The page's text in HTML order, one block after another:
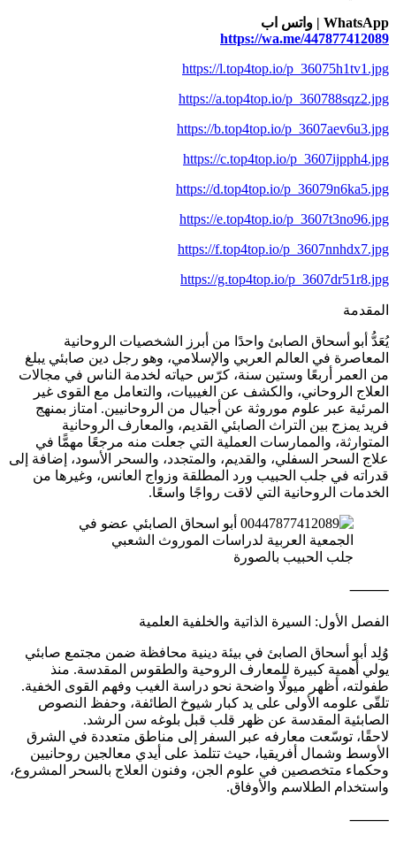
WhatsApp | واتس اب
https://wa.me/447877412089
https://l.top4top.io/p_36075h1tv1.jpg
https://a.top4top.io/p_360788sqz2.jpg
https://b.top4top.io/p_3607aev6u3.jpg
https://c.top4top.io/p_3607ijpph4.jpg
https://d.top4top.io/p_36079n6ka5.jpg
https://e.top4top.io/p_3607t3no96.jpg
https://f.top4top.io/p_3607nnhdx7.jpg
https://g.top4top.io/p_3607dr51r8.jpg
المقدمة
يُعَدُّ أبو أسحاق الصابئ واحدًا من أبرز الشخصيات الروحانية
المعاصرة في العالم العربي والإسلامي، وهو رجل دين صابئي يبلغ
من العمر أربعًا وستين سنة، كرّس حياته لخدمة الناس في مجالات
العلاج الروحاني، والكشف عن الغيبيات، والتعامل مع القوى غير
المرئية عبر علوم موروثة عن أجيال من الروحانيين. امتاز بمنهج
فريد يمزج بين التراث الصابئي القديم، والمعارف الروحانية
المتوارثة، والممارسات العملية التي جعلت منه مرجعًا مهمًّا في
علاج السحر السفلي، والقديم، والمتجدد، والسحر الأسود، إضافة إلى
قدراته في جلب الحبيب ورد المطلقة وزواج العانس، وغيرها من
الخدمات الروحانية التي لاقت رواجًا واسعًا.
جلب الحبيب بالصورة
⸻
الفصل الأول: السيرة الذاتية والخلفية العلمية
وُلِد أبو أسحاق الصابئ في بيئة دينية محافظة ضمن مجتمع صابئي
يولي أهمية كبيرة للمعارف الروحية والطقوس المقدسة. منذ
طفولته، أظهر ميولًا واضحة نحو دراسة الغيب وفهم القوى الخفية.
تلقّى علومه الأولى على يد كبار شيوخ الطائفة، وحفظ النصوص
الصابئية المقدسة عن ظهر قلب قبل بلوغه سن الرشد.
لاحقًا، توسّعت معارفه عبر السفر إلى مناطق متعددة في الشرق
الأوسط وشمال أفريقيا، حيث تتلمذ على أيدي معالجين روحانيين
وحكماء متخصصين في علوم الجن، وفنون العلاج بالسحر المشروع،
واستخدام الطلاسم والأوفاق.
⸻